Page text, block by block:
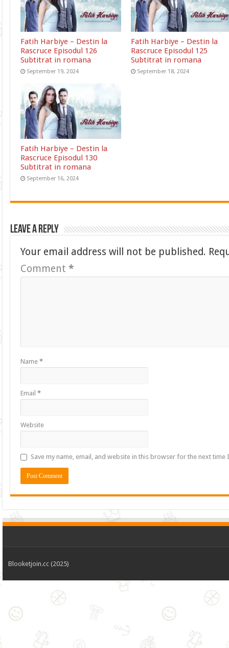
Fatih Harbiye – Destin la
Rascruce Episodul 126
Subtitrat in romana
September 19, 2024
Fatih Harbiye – Destin la
Rascruce Episodul 125
Subtitrat in romana
September 18, 2024
Fatih Harbiye – Destin la
Rascruce Episodul 130
Subtitrat in romana
September 16, 2024
Leave a Reply
Your email address will not be published.
Comment*
Name*
Email*
Website
Save my name, email, and website in this browser for the next time
Blooketjoin.cc (2025)